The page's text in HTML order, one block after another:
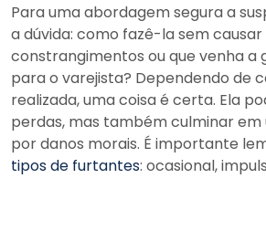
Para uma abordagem segura a
a dúvida: como fazê-la sem causar
constrangimentos ou que venha a
para o varejista? Dependendo de
realizada, uma coisa é certa. Ela
perdas, mas também culminar em
por danos morais. É importante
tipos de furtantes: ocasional,